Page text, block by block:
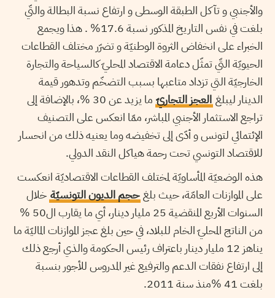
والأجنبي و تآكل الطبقة الوسطى و ارتفاع نسبة البطالة والتّي
بلغت في نفس التاريخ المذكور نسبة 17.6% . هذا ويجمع
الخبراء على انخفاض الثروة الوطنيّة و تضرّر مختلف القطاعات
الحيويّة التّي تمثّل دعامة الاقتصاد المحليّ كالسياحة والتجارة
الخارجيّة التي تزداد متاعبها بسبب التضخّم وتدهور قيمة
الدينار ليبلغ العجز التجاريّ
ما يزيد عن 30 %، بالإضافة إلى
تراجع الاستثمار الأجنبي المباشر، ممّا انعكس على التصنيف
الإئتمائي لتونس و أدّى إلى تخفيضه وما يعنيه ذلك من انحسار
للاقتصاد التونسي تحت رحمة هياكل النقد الدولي.
هذه الوضعيّة المأساويّة لمختلف القطاعات الاقتصاديّة انعكست
على الموازنات العامّة، حيث بلغ حجم الديون التونسيّة خلال
السنوات الأربع المنقضية 25 مليار دينار، أي ما يقارب ال50 %
من الناتج المحليّ الخام للبلاد، في حين بلغ عجز الموازنات الماليّة ما
يناهز 12 مليار دينار باعتراف رئيس الحكومة والذي أرجع ذلك
إلى ارتفاع نفقات الدعم والترفيع غير المدروس للأجور بنسبة
بلغت 41 %منذ سنة 2011.